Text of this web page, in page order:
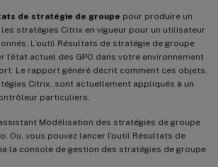
de stratégie de groupe pour produire un
stratégies Citrix en vigueur pour un utilisateur
L’outil Résultats de stratégie de groupe
l’état actuel des GPO dans votre environnement
Le rapport généré décrit comment ces objets,
Citrix, sont actuellement appliqués à un
particuliers.
Modélisation des stratégies de groupe
Ou, vous pouvez lancer l’outil Résultats de
la console de gestion des stratégies de groupe